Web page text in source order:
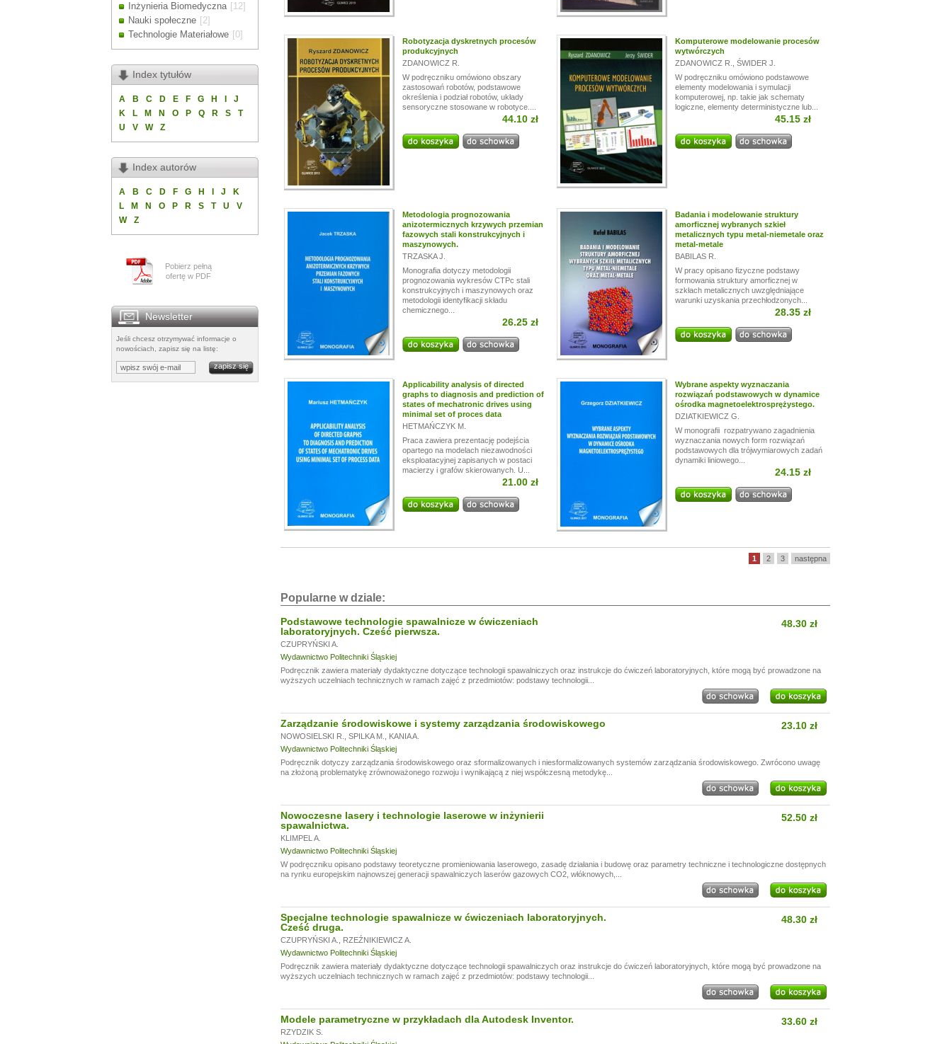
Inżynieria Biomedyczna [12]
Nauki społeczne [2]
Technologie Materiałowe [0]
Index tytułów
A B C D E F G H
J
K
L M N O P Q R S
T
U
V W Z
Index autorów
A B C D F G H J
K
L
M N O P R S T U
V
W
Z
Pobierz pełną
ofertę w PDF
Newsletter
Jeśli chcesz otrzymywać informacje o
nowościach, zapisz się na listę:
Robotyzacja dyskretnych procesów
produkcyjnych
ZDANOWICZ R.
W podręczniku omówiono obszary
zastosowań robotów, podstawowe
określenia i podział robotów, układy
sensoryczne stosowane w robotyce....
44.10 zł
Komputerowe modelowanie procesów
wytwórczych
ZDANOWICZ R.
ŚWIDER J.
W podręczniku omówiono podstawowe
elementy modelowania i symulacji
komputerowej, np. takie jak schematy
logiczne, elementy deterministyczne lub...
45.15 zł
Metodologia prognozowania
anizotermicznych krzywych przemian
fazowych stali konstrukcyjnych i
maszynowych.
TRZASKA J.
Monografia dotyczy metodologii
prognozowania wykresów CTPc stali
konstrukcyjnych i maszynowych oraz
metodologii identyfikacji składu
chemicznego...
26.25 zł
Badania i modelowanie struktury
amorficznej wybranych szkieł
metalicznych typu metal-niemetale oraz
metal-metale
BABILAS R.
W pracy opisano fizyczne podstawy
formowania struktury amorficznej w
szkłach metalicznych uwzględniające
warunki uzyskania przechłodzonych...
28.35 zł
Applicability analysis of directed
graphs to diagnosis and prediction of
states of mechatronic drives using
minimal set of proces data
HETMAŃCZYK M.
Praca zawiera prezentację podejścia
opartego na modelach niezawodności
eksploatacyjnej zapisanych w postaci
macierzy i grafów skierowanych. U...
21.00 zł
Wybrane aspekty wyznaczania
rozwiązań podstawowych w dynamice
ośrodka magnetoelektrosprężystego.
DZIATKIEWICZ G.
W monografii rozpatrywano zagadnienia
wyznaczania nowych form rozwiązań
podstawowych dla trójwymiarowych zadań
dynamiki liniowego...
24.15 zł
1 2 3 następna
Popularne w dziale:
Podstawowe technologie spawalnicze w ćwiczeniach
laboratoryjnych. Cześć pierwsza.
CZUPRYŃSKI A.
Wydawnictwo Politechniki Śląskiej
48.30 zł
Podręcznik zawiera materiały dydaktyczne dotyczące technologii spawalniczych oraz instrukcje do ćwiczeń laboratoryjnych, które mogą być prowadzone na
wyższych uczelniach technicznych w ramach zajęć z przedmiotów: podstawy technologii...
Zarządzanie środowiskowe i systemy zarządzania środowiskowego
NOWOSIELSKI R. SPILKA M.
KANIA A.
Wydawnictwo Politechniki Śląskiej
23.10 zł
Podręcznik dotyczy zarządzania środowiskowego oraz sformalizowanych i niesformalizowanych systemów zarządzania środowiskowego. Zwrócono uwagę
na złożoną problematykę zrównoważonego rozwoju i wynikającą z niej współczesną metodykę...
Nowoczesne lasery i technologie laserowe w inżynierii
spawalnictwa.
KLIMPEL A.
Wydawnictwo Politechniki Śląskiej
52.50 zł
W podręczniku opisano podstawy teoretyczne promieniowania laserowego, zasadę działania i budowę oraz parametry techniczne i technologiczne dostępnych
na rynku europejskim najnowszej generacji spawalniczych laserów gazowych CO2, włóknowych,...
Specjalne technologie spawalnicze w ćwiczeniach laboratoryjnych.
Cześć druga.
CZUPRYŃSKI A.
RZEŹNIKIEWICZ A.
Wydawnictwo Politechniki Śląskiej
48.30 zł
Podręcznik zawiera materiały dydaktyczne dotyczące technologii spawalniczych oraz instrukcje do ćwiczeń laboratoryjnych, które mogą być prowadzone na
wyższych uczelniach technicznych w ramach zajęć z przedmiotów: podstawy technologii...
Modele parametryczne w przykładach dla Autodesk Inventor.
RZYDZIK S.
33.60 zł